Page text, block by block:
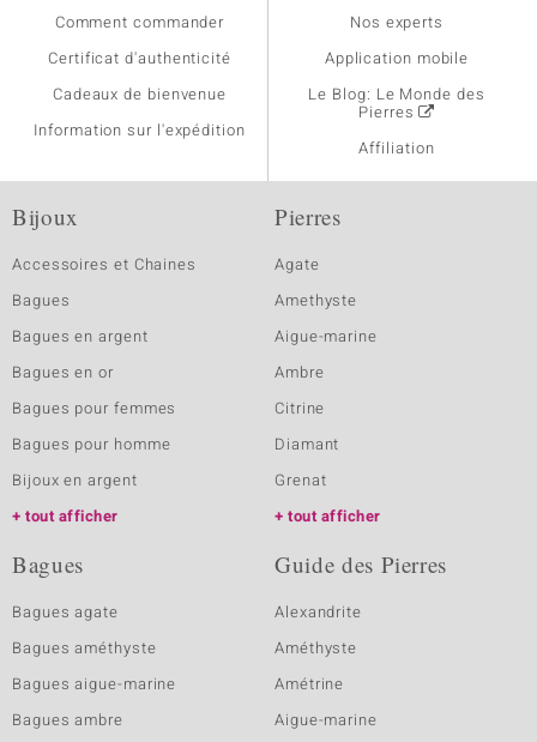
Comment commander
Certificat d'authenticité
Cadeaux de bienvenue
Information sur l'expédition
Nos experts
Application mobile
Le Blog: Le Monde des
Pierres
Affiliation
Bijoux
Accessoires et Chaines
Bagues
Bagues en argent
Bagues en or
Bagues pour femmes
Bagues pour homme
Bijoux en argent
tout afficher
Pierres
Agate
Amethyste
Aigue-marine
Ambre
Citrine
Diamant
Grenat
tout afficher
Bagues
Bagues agate
Bagues améthyste
Bagues aigue-marine
Bagues ambre
Guide des Pierres
Alexandrite
Améthyste
Amétrine
Aigue-marine